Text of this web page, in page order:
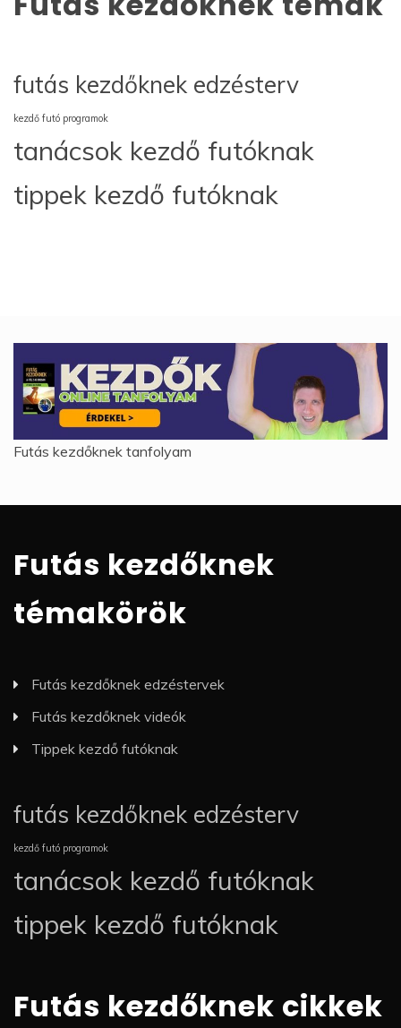
futás kezdőknek edzésterv
kezdő futó programok
tanácsok kezdő futóknak
tippek kezdő futóknak
Futás kezdőknek tanfolyam
Futás kezdőknek
témakörök
Futás kezdőknek edzéstervek
Futás kezdőknek videók
Tippek kezdő futóknak
futás kezdőknek edzésterv
kezdő futó programok
tanácsok kezdő futóknak
tippek kezdő futóknak
Futás kezdőknek cikkek